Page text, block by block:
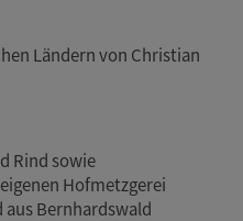
Ländern von Christian
Rind sowie
Hofmetzgerei
Bernhardswald